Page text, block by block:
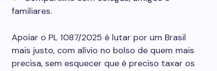
familiares.
Apoiar o PL 1087/2025 é lutar por um Brasil
mais justo, com alívio no bolso de quem mais
precisa, sem esquecer que é preciso taxar os